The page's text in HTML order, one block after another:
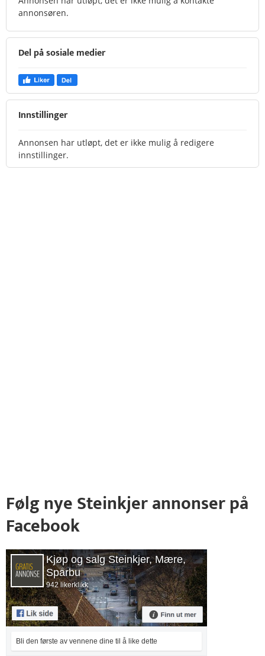
annonsøren.
Del på sosiale medier
Innstillinger
Annonsen har utløpt, det er ikke mulig å redigere
innstillinger.
Følg nye Steinkjer annonser på
Facebook
Kjøp og salg Steinkjer, Mære,
Sparbu
942 likerklikk
Bli den første av vennene dine til å like dette